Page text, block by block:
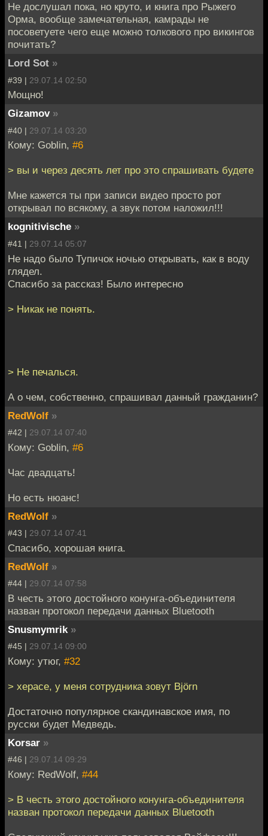
Не дослушал пока, но круто, и книга про Рыжего
Орма, вообще замечательная, камрады не
посоветуете чего еще можно толкового про викингов
почитать?
Lord Sot »
#39 | 29.07.14 02:50
Мощно!
Gizamov »
#40 | 29.07.14 03:20
Кому: Goblin, #6
> вы и через десять лет про это спрашивать будете
Мне кажется ты при записи видео просто рот
открывал по всякому, а звук потом наложил!!!
kognitivische »
#41 | 29.07.14 05:07
Не надо было Тупичок ночью открывать, как в воду
глядел.
Спасибо за рассказ! Было интересно
> Никак не понять.
> Не печалься.
А о чем, собственно, спрашивал данный гражданин?
RedWolf »
#42 | 29.07.14 07:40
Кому: Goblin, #6
Час двадцать!
Но есть нюанс!
RedWolf »
#43 | 29.07.14 07:41
Спасибо, хорошая книга.
RedWolf »
#44 | 29.07.14 07:58
В честь этого достойного конунга-объединителя
назван протокол передачи данных Bluetooth
Snusmymrik »
#45 | 29.07.14 09:00
Кому: утюг, #32
> херасе, у меня сотрудника зовут Björn
Достаточно популярное скандинавское имя, по
русски будет Медведь.
Korsar »
#46 | 29.07.14 09:29
Кому: RedWolf, #44
> В честь этого достойного конунга-объединителя
назван протокол передачи данных Bluetooth